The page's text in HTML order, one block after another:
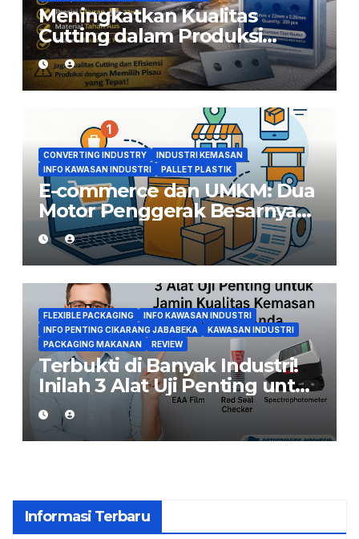
Meningkatkan Kualitas
Cutting dalam Produksi
Woven Bag: Peran Pisau yang
Tepat
CONVERTING INDUSTRY
INDUSTRI KEMASAN
INFO KAWASAN INDUSTRI
PALLET PLASTIK
E-commerce dan UMKM: Dua
Motor Penggerak Besarnya
Permintaan Converting di
Indonesia
FLEXIBLE PACKAGING
INFO KAWASAN INDUSTRI
INFO PENTING CIKARANG JABABEKA
KAWASAN INDUSTRI
PACKAGING MAKANAN
REVIEW
Terbukti di Banyak Industri!
Inilah 3 Alat Uji Penting untuk
Jaga Kualitas Kemasan
Makanan
Informasi Terbaru